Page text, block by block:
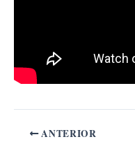
ANTERIOR